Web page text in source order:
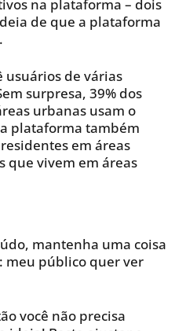
na plataforma – dois
de que a plataforma
usuários de várias
surpresa, 39% dos
urbanas usam o
plataforma também
em áreas
que vivem em áreas
mantenha uma coisa
meu público quer ver
você não precisa